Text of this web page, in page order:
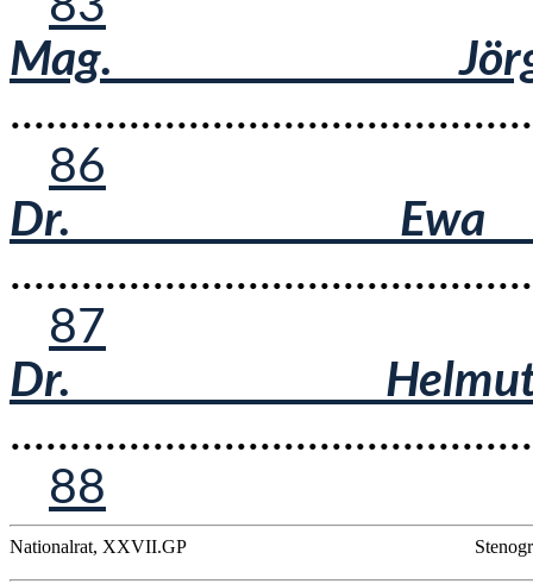
Mag.
86
Dr. Ewa
87
Dr. Helmut
88
Nationalrat, XXVII.GP